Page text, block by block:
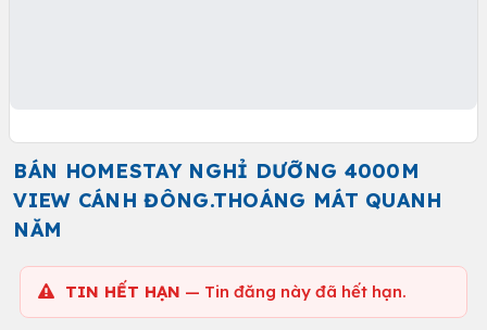
BÁN HOMESTAY NGHỈ DƯỠNG 4000M
VIEW CÁNH ĐÔNG.THOÁNG MÁT QUANH
NĂM
TIN HẾT HẠN — Tin đăng này đã hết hạn.